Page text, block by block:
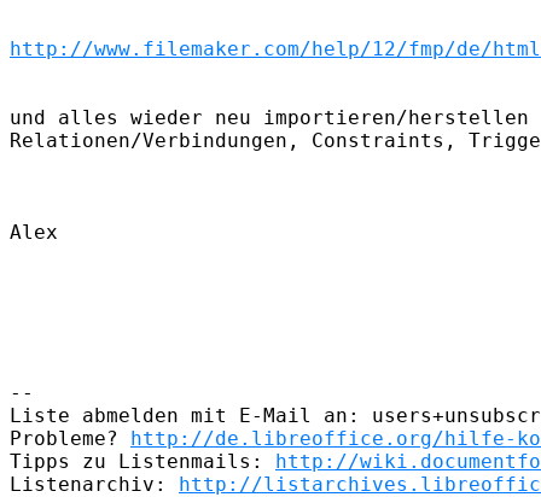
http://www.filemaker.com/help/12/fmp/de/
und alles wieder neu importieren/
Relationen/Verbindungen, Constraints,
Alex
--
Liste abmelden mit E-Mail an:
Probleme? http://de.libreoffice.org/hilfe-
Tipps zu Listenmails: http://
Listenarchiv: http://